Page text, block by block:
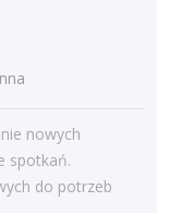
nowych
spotkań.
do potrzeb